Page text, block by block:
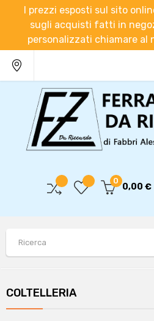
I prezzi esposti sul sito
sugli acquisti fatti in
personalizzati chiamare al
0
0,00 €
COLTELLERIA